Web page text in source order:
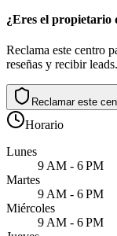
¿Eres el propietario
Reclama este centro
reseñas y recibir leads.
Reclamar este
Horario
Lunes
9 AM - 6 PM
Martes
9 AM - 6 PM
Miércoles
9 AM - 6 PM